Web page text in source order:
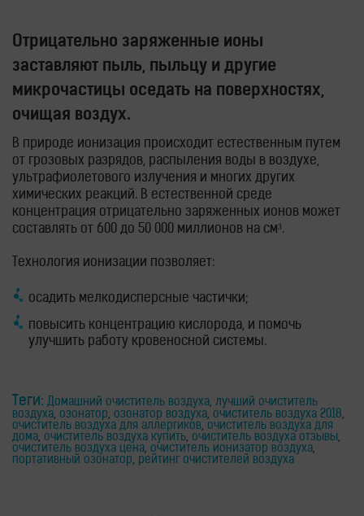
Отрицательно заряженные ионы
заставляют пыль, пыльцу и другие
микрочастицы оседать на поверхностях,
очищая воздух.
В природе ионизация происходит естественным путем
от грозовых разрядов, распыления воды в воздухе,
ультрафиолетового излучения и многих других
химических реакций. В естественной среде
концентрация отрицательно заряженных ионов может
составлять от 600 до 50 000 миллионов на см³.
Технология ионизации позволяет:
осадить мелкодисперсные частички;
повысить концентрацию кислорода, и помочь
улучшить работу кровеносной системы.
Теги: Домашний очиститель воздуха, лучший очиститель
воздуха, озонатор, озонатор воздуха, очиститель воздуха 2018,
очиститель воздуха для аллергиков, очиститель воздуха для
дома, очиститель воздуха купить, очиститель воздуха отзывы ,
очиститель воздуха цена, очиститель ионизатор воздуха,
портативный озонатор, рейтинг очистителей воздуха